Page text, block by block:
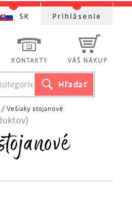
/ Vešiaky stojanové
KONTAKTY VÁŠ NÁKUP
SK Prihlásenie